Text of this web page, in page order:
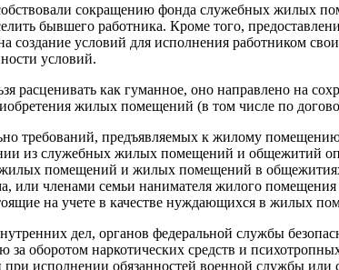
сокращению фонда служебных жилых
бывшего работника. Кроме того,
создание условий для исполнения работником
условий.
расценивать как гуманное, оно направлено на
жилых помещений (в том числе по
требований, предъявляемых к жилому
из служебных жилых помещений и общежитий
помещений и жилых помещений в
членами семьи нанимателя жилого помещения
на учете в качестве нуждающихся в жилых
дел, органов федеральной службы
оборотом наркотических средств и
исполнении обязанностей военной службы или